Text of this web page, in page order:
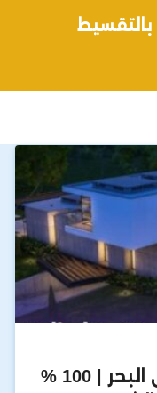
بالتقسيط
فلل للبيع في دبي على البحر | 100 %